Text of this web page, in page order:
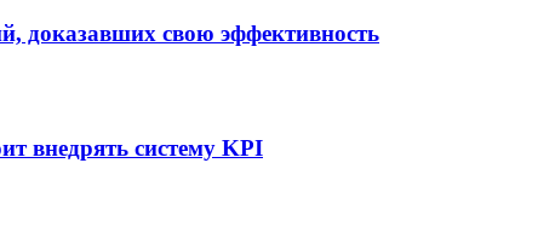
доказавших свою эффективность
внедрять систему KPI